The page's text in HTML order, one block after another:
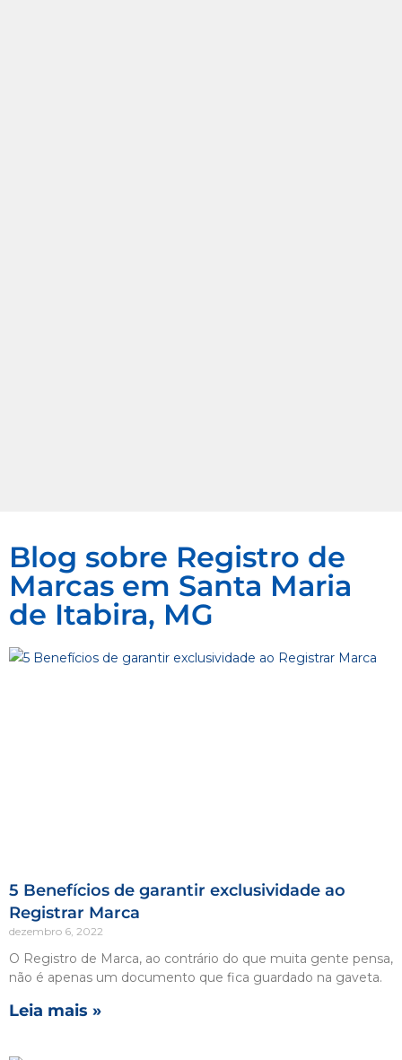
Blog sobre Registro de
Marcas em Santa Maria
de Itabira, MG
5 Benefícios de garantir exclusividade ao
Registrar Marca
dezembro 6, 2022
O Registro de Marca, ao contrário do que muita gente pensa,
não é apenas um documento que fica guardado na gaveta.
Leia mais »